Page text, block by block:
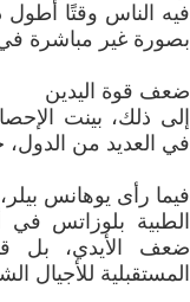
فيه الناس وقتًا أطول
بصورة غير مباشرة
ضعف قوة اليدين
إلى ذلك، بينت
في العديد من
فيما رأى يوهانس
الطبية بلوزاتس في
ضعف الأيدي، بل
المستقبلية للأجيال